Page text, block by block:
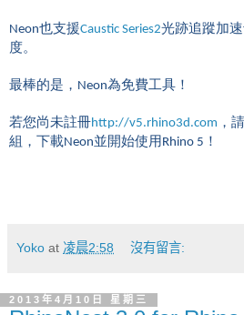
Neon也支援Caustic Series2光跡追蹤加
度。
最棒的是，Neon為免費工具！
若您尚未註冊http://v5.rhino3d.com ，
組，下載Neon並開始使用Rhino 5！
Yoko at 凌晨2:58 沒有留言:
2013年4月10日 星期三